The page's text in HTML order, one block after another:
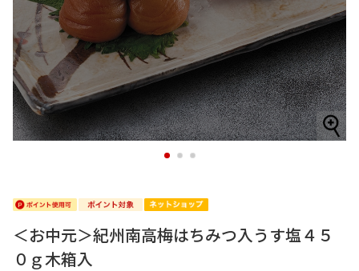
1 2 3
＜お中元＞紀州南高梅はちみつ入うす塩４５
０ｇ木箱入